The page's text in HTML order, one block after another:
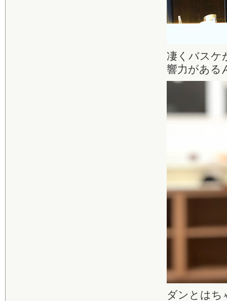
凄くバスケ
響力がある
ダンとはち